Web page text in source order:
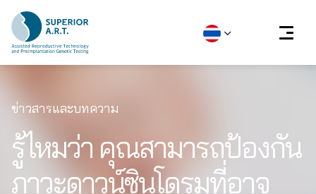
content
ข่าวสารและบทความ
รู้ไหมว่า คุณสามารถป้องกัน
ภาวะดาวน์ซินโดรมที่อาจ